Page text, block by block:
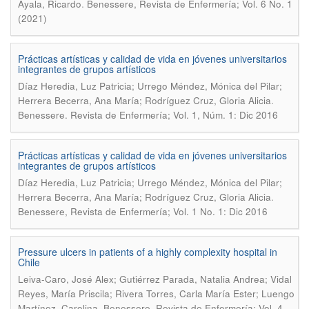
Ayala, Ricardo. Benessere, Revista de Enfermería; Vol. 6 No. 1
(2021)
Prácticas artísticas y calidad de vida en jóvenes universitarios
integrantes de grupos artísticos
Díaz Heredia, Luz Patricia; Urrego Méndez, Mónica del Pilar;
Herrera Becerra, Ana María; Rodríguez Cruz, Gloria Alicia.
Benessere. Revista de Enfermería; Vol. 1, Núm. 1: Dic 2016
Prácticas artísticas y calidad de vida en jóvenes universitarios
integrantes de grupos artísticos
Díaz Heredia, Luz Patricia; Urrego Méndez, Mónica del Pilar;
Herrera Becerra, Ana María; Rodríguez Cruz, Gloria Alicia.
Benessere, Revista de Enfermería; Vol. 1 No. 1: Dic 2016
Pressure ulcers in patients of a highly complexity hospital in
Chile
Leiva-Caro, José Alex; Gutiérrez Parada, Natalia Andrea; Vidal
Reyes, María Priscila; Rivera Torres, Carla María Ester; Luengo